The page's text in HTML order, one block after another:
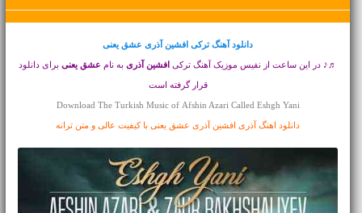
دانلود آهنگ ترکیافشین آذری عشق یعنی
♬♪ در این ساعت از نفیس موزیک آهنگ ترکی افشین آذریبه نام عشق یعنیبرای دانلود
قرار گرفته است
Download The Turkish Music of Afshin Azari Called Eshgh Yani
دانلود اهنگ آذری افشین آذری عشق یعنی با کیفیت عالی و متن ترانه